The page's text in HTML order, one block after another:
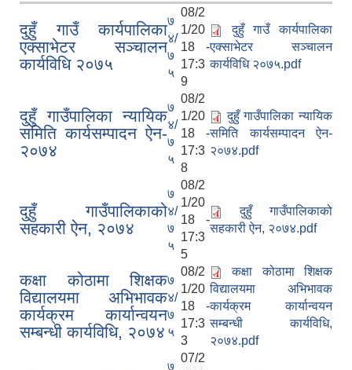
दुहुँ गाउँ कार्यपालिका
एक्साभेटर सञ्चालन
कार्यविधि २०७५
७
४/
७
५
08/2
1/20
18 -
17:3
9
दुहुँ गाउँ कार्यपालिका
एक्साभेटर सञ्चालन
कार्यविधि २०७५.pdf
दुहुँ गाउँपालिका न्यायिक
समिति कार्यसम्पादन ऐन-
२०७४
७
४/
७
५
08/2
1/20
18 -
17:3
8
दुहुँ गाउँपालिका न्यायिक
समिति कार्यसम्पादन ऐन-
२०७४.pdf
दुहुँ गाउँपालिकाको
सहकारी ऐन, २०७४
७
४/
७
५
08/2
1/20
18 -
17:3
5
दुहुँ गाउँपालिकाको
सहकारी ऐन, २०७४.pdf
कक्षा कोठामा शिक्षक
विद्यालयमा अभिभावक
कार्यक्रम कार्यान्वयन
सम्बन्धी कार्यविधि, २०७४
७
४/
७
५
08/2
1/20
18 -
17:3
3
कक्षा कोठामा शिक्षक
विद्यालयमा अभिभावक
कार्यक्रम कार्यान्वयन
सम्बन्धी कार्यविधि,
२०७४.pdf
७
07/2